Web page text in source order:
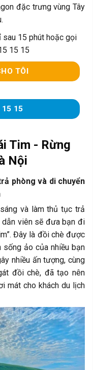
đặc trưng vùng Tây
15 phút hoặc gọi
15 15
TÔI
15
Tim - Rừng
Nội
phòng và di chuyển
và làm thủ tục trả
dẫn viên sẽ đưa bạn đi
Đây là đồi chè được
ảo của nhiều bạn
nhiều ấn tượng, cùng
đồi chè, đã tạo nên
mát cho khách du lịch